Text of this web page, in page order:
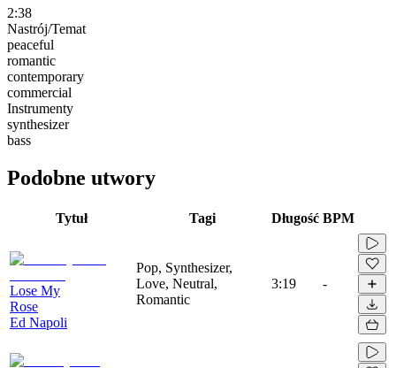
2:38
Nastrój/Temat
peaceful
romantic
contemporary
commercial
Instrumenty
synthesizer
bass
Podobne utwory
Tytuł Tagi Długość BPM
Lose My
Rose
Ed Napoli
Pop, Synthesizer,
Love, Neutral,
Romantic
3:19 -